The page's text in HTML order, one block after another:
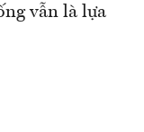
vẫn là lựa